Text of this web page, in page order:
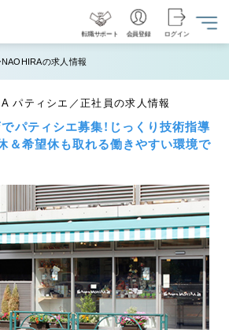
転職サポート 会員登録 ログイン
の求人情報
パティシエ／正社員の求人情報
パティシエ募集！じっくり技術指導
＆希望休も取れる働きやすい環境で